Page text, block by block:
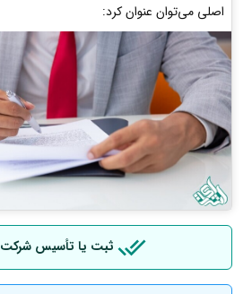
اصلی می‌توان عنوان کرد:
ثبت یا تأسیس شرکت